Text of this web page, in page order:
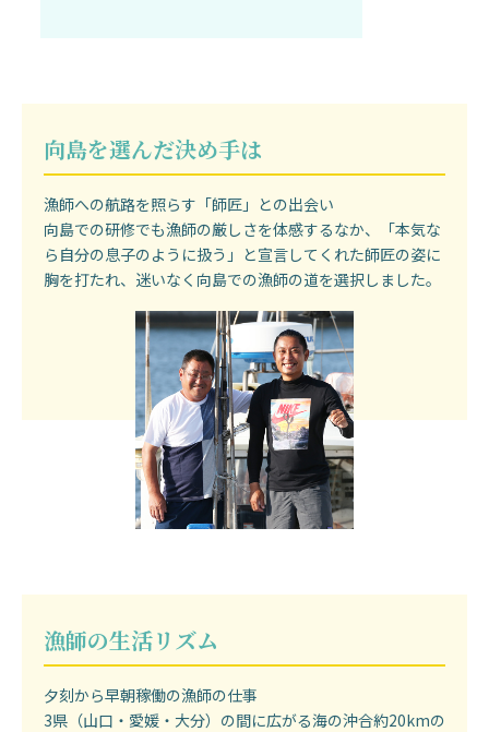
向島を選んだ決め手は
漁師への航路を照らす「師匠」との出会い
向島での研修でも漁師の厳しさを体感するなか、「本気な
ら自分の息子のように扱う」と宣言してくれた師匠の姿に
胸を打たれ、迷いなく向島での漁師の道を選択しました。
漁師の生活リズム
夕刻から早朝稼働の漁師の仕事
3県（山口・愛媛・大分）の間に広がる海の沖合約20kmの